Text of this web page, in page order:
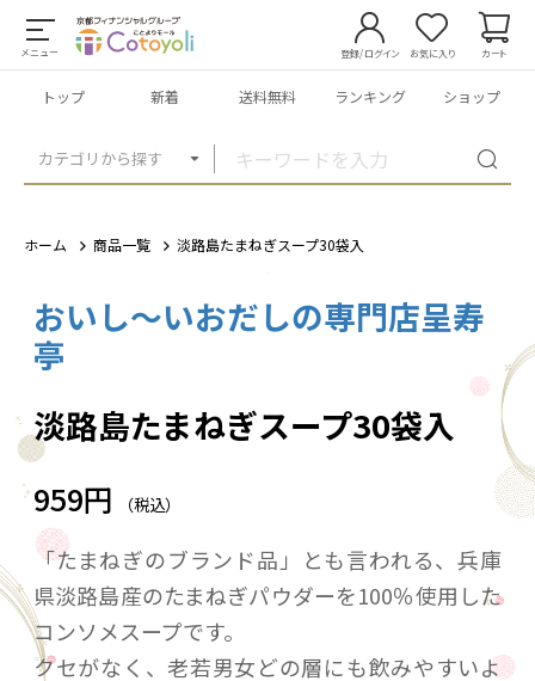
メニュー
カテゴリから探す
登録/ログイン お気に入り カート
トップ 新着 送料無料 ランキング ショップ
ホーム 商品一覧 淡路島たまねぎスープ30袋入
1
おいし～いおだしの専門店呈寿
亭
淡路島たまねぎスープ30袋入
959円 （税込）
「たまねぎのブランド品」とも言われる、兵庫
県淡路島産のたまねぎパウダーを100％使用した
コンソメスープです。
クセがなく、老若男女どの層にも飲みやすいよ